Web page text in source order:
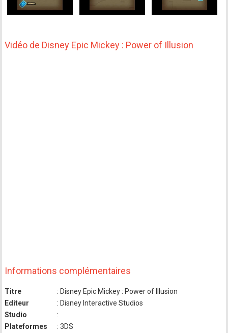
Vidéo de Disney Epic Mickey : Power of Illusion
Informations complémentaires
Titre
: Disney Epic Mickey : Power of Illusion
Editeur
: Disney Interactive Studios
Studio
:
Plateformes
: 3DS